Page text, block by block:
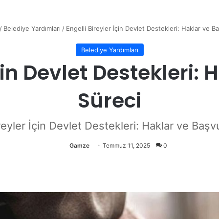
Belediye Yardımları / Engelli Bireyler İçin Devlet Destekleri: Haklar ve
Belediye Yardımları
Devlet Destekleri:
Süreci
İçin Devlet Destekleri: Haklar ve
Gamze Temmuz 11, 2025 0